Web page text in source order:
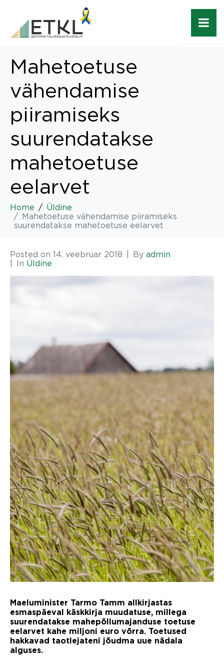
Mahetoetuse
vähendamise
piiramiseks
suurendatakse
mahetoetuse
eelarvet
Home
Üldine
Mahetoetuse vähendamise piiramiseks
suurendatakse mahetoetuse eelarvet
Posted on 14. veebruar 2018 By admin
In Üldine
Maeluminister Tarmo Tamm allkirjastas
esmaspäeval käskkirja muudatuse, millega
suurendatakse mahepõllumajanduse toetuse
eelarvet kahe miljoni euro võrra. Toetused
hakkavad taotlejateni jõudma uue nädala
alguses.